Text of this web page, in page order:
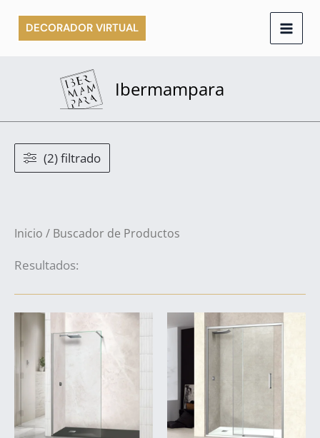
DECORADOR VIRTUAL
Ibermampara
(2) filtrado
Inicio / Buscador de Productos
Resultados: